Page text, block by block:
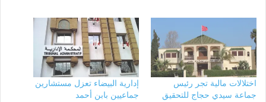
اختلالات مالية تجر رئيس
جماعة سيدي حجاج للتحقيق
إدارية البيضاء تعزل مستشارين
جماعيين بابن أحمد